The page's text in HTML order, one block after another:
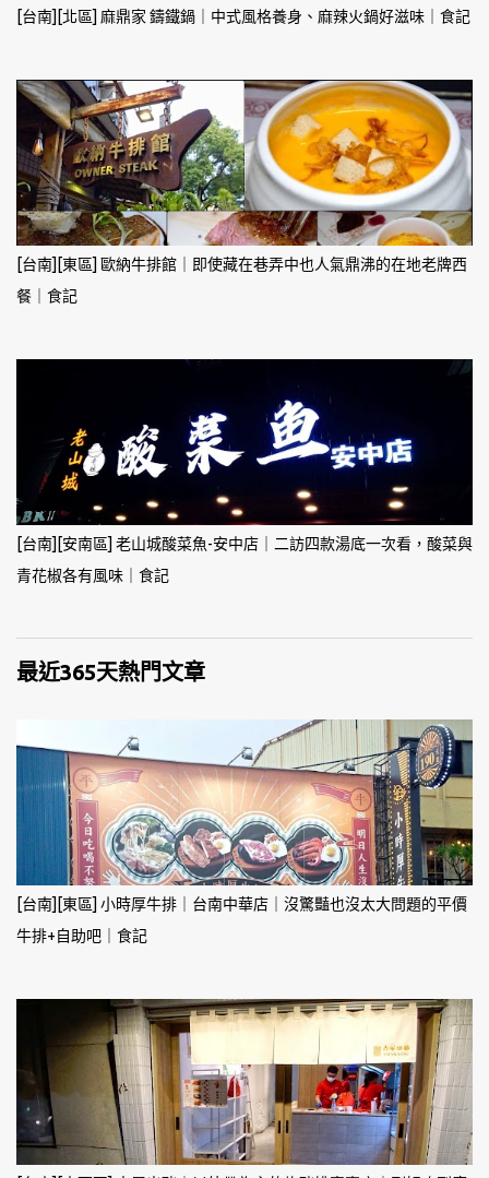
[台南][北區] 麻鼎家 鑄鐵鍋｜中式風格養身、麻辣火鍋好滋味｜食記
[台南][東區] 歐納牛排館｜即使藏在巷弄中也人氣鼎沸的在地老牌西
餐｜食記
[台南][安南區] 老山城酸菜魚-安中店｜二訪四款湯底一次看，酸菜與
青花椒各有風味｜食記
最近365天熱門文章
[台南][東區] 小時厚牛排｜台南中華店｜沒驚豔也沒太大問題的平價
牛排+自助吧｜食記